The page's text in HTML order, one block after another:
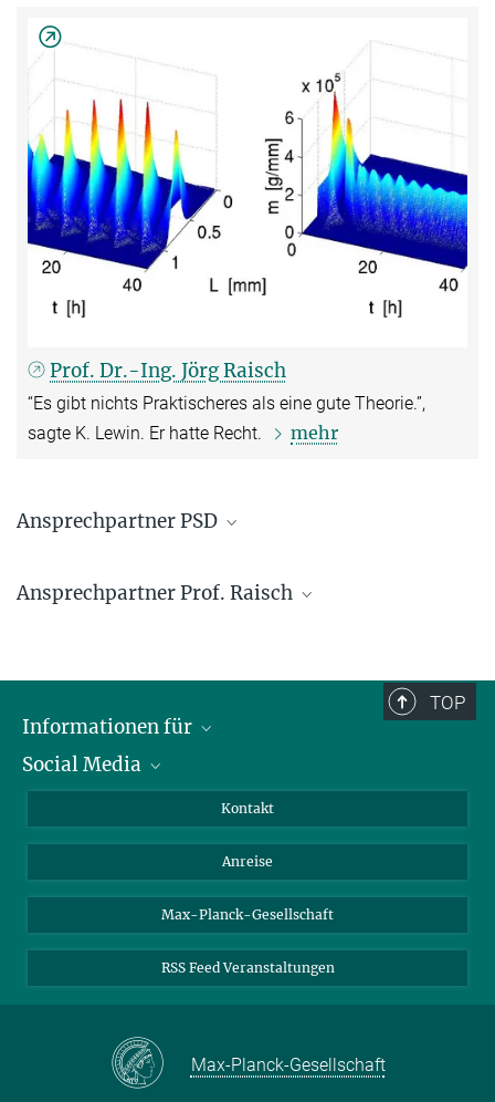
Prof. Dr.-Ing. Jörg Raisch
“Es gibt nichts Praktischeres als eine gute Theorie.”,
sagte K. Lewin. Er hatte Recht.
mehr
Ansprechpartner PSD
+49 391 6110 477
Ansprechpartner Prof. Raisch
TOP
Informationen für
Wissenschaftlerinnen und Wissenschaftler
Bewerberinnen und Bewerber
Medienvertreter
Schülerinnen und Schüler
Social Media
YouTube
Mastodon
Kontakt
Anreise
Max-Planck-Gesellschaft
RSS Feed Veranstaltungen
Max-Planck-Gesellschaft